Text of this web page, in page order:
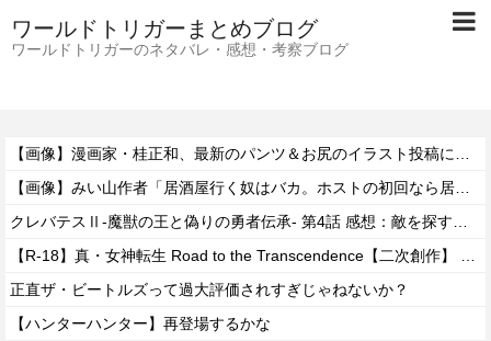
ワールドトリガーまとめブログ
ワールドトリガーのネタバレ・感想・考察ブログ
正直ザ・ビートルズって過大評価されすぎじゃねないか？
【ハンターハンター】再登場するかな